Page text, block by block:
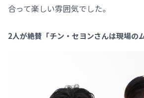
合って楽しい雰囲気でした。
2人が絶賛「チン・セヨンさんは現場の